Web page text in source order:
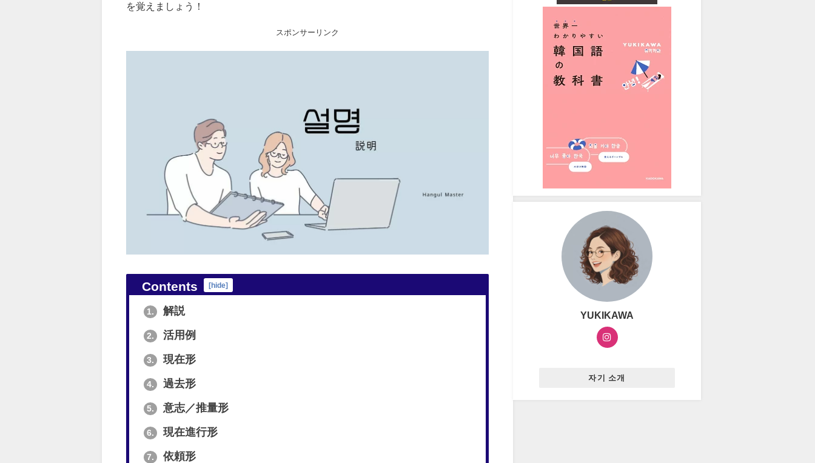
を覚えましょう！
スポンサーリンク
Contents [hide]
1. 解説
2. 活用例
3. 現在形
4. 過去形
5. 意志／推量形
6. 現在進行形
7. 依頼形
YUKIKAWA
자기 소개